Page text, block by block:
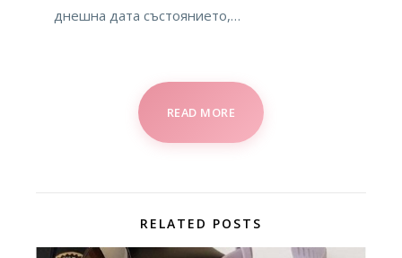
днешна дата състоянието,…
READ MORE
RELATED POSTS